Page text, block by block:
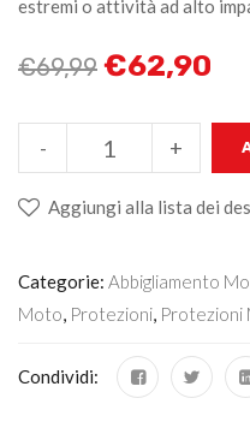
estremi o attività ad alto
€69,99 €62,90
+
-
Aggiungi alla lista dei
Categorie: Abbigliamento
Moto, Protezioni, Protezioni
Condividi: